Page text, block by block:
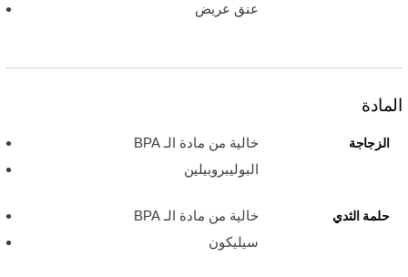
عنق عريض
المادة
الزجاجة
خالية من مادة الـ BPA
البوليبروبيلين
حلمة الثدي
خالية من مادة الـ BPA
سيليكون